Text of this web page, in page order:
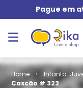
Pague em
Infanto-
Cascão # 323